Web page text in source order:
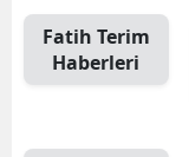
Fatih Terim
Haberleri